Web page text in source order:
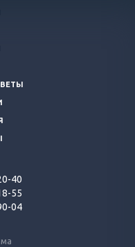
40
55
04